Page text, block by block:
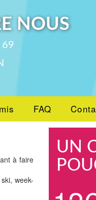
NOUS
69
FAQ
à faire
week-
UN